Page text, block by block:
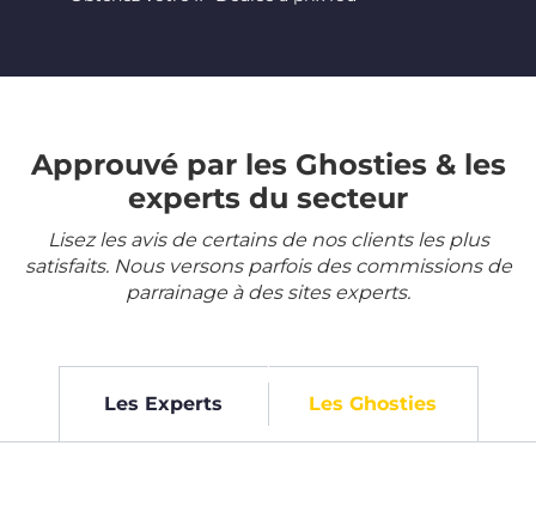
Approuvé par les Ghosties & les
experts du secteur
Lisez les avis de certains de nos clients les plus
satisfaits. Nous versons parfois des commissions de
parrainage à des sites experts.
Les Experts Les Ghosties